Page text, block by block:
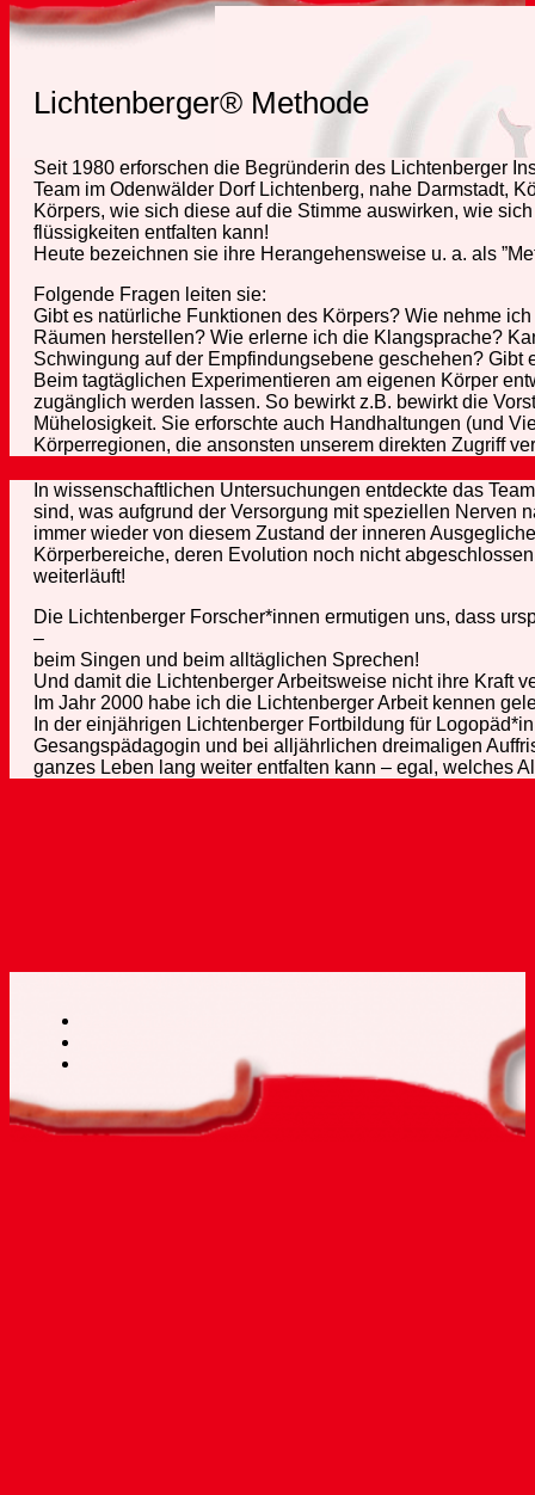
Lichtenberger® Methode
Seit 1980 erforschen die Begründerin des Lichtenberger
Team im Odenwälder Dorf Lichtenberg, nahe Darmstadt,
Körpers, wie sich diese auf die Stimme auswirken, wie
flüssigkeiten entfalten kann!
Heute bezeichnen sie ihre Herangehensweise u. a. als
Folgende Fragen leiten sie:
Gibt es natürliche Funktionen des Körpers? Wie nehme
Räumen herstellen? Wie erlerne ich die Klangsprache?
Schwingung auf der Empfindungsebene geschehen?
Beim tagtäglichen Experimentieren am eigenen Körper
zugänglich werden lassen. So bewirkt z.B. bewirkt die
Mühelosigkeit. Sie erforschte auch Handhaltungen (und
Körperregionen, die ansonsten unserem direkten Zugriff
In wissenschaftlichen Untersuchungen entdeckte das
sind, was aufgrund der Versorgung mit speziellen Nerven
immer wieder von diesem Zustand der inneren
Körperbereiche, deren Evolution noch nicht
weiterläuft!
Die Lichtenberger Forscher*innen ermutigen uns, dass
–
beim Singen und beim alltäglichen Sprechen!
Und damit die Lichtenberger Arbeitsweise nicht ihre Kraft
Im Jahr 2000 habe ich die Lichtenberger Arbeit kennen
In der einjährigen Lichtenberger Fortbildung für
Gesangspädagogin und bei alljährlichen dreimaligen
ganzes Leben lang weiter entfalten kann – egal, welches